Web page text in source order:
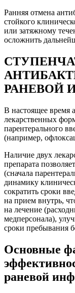
Ранняя отмена
стойкого
или затяжному
осложнить
РАНЕВОЙ
В настоящее время
лекарственных
парентерального
(например,
Наличие двух
препарата
(сначала
динамику
сократить сроки
на прием внутрь,
на лечение
медперсонала),
сроки пребывания
Основные
раневой